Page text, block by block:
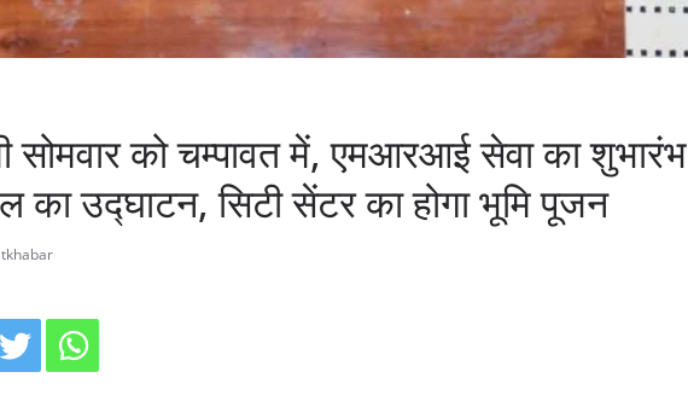
सोमवार को चम्पावत में, एमआरआई सेवा का शुभारंभ
का उद्घाटन, सिटी सेंटर का होगा भूमि पूजन